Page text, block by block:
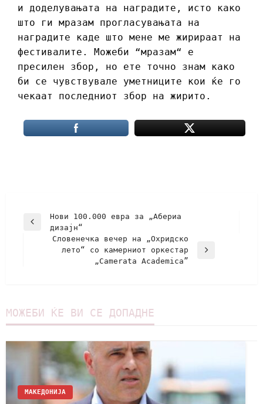
и доделувањата на наградите, исто како
што ги мразам прогласувањата на
наградите каде што мене ме жирираат на
фестивалите. Можеби “мразам“ е
пресилен збор, но ете точно знам како
би се чувствувале уметниците кои ќе го
чекаат последниот збор на жирито.
Нови 100.000 евра за „Абериа
дизајн“
Словенечка вечер на „Охридско
лето“ со камерниот оркестар
„Camerata Academica”
МОЖЕБИ ЌЕ ВИ СЕ ДОПАДНЕ
МАКЕДОНИЈА